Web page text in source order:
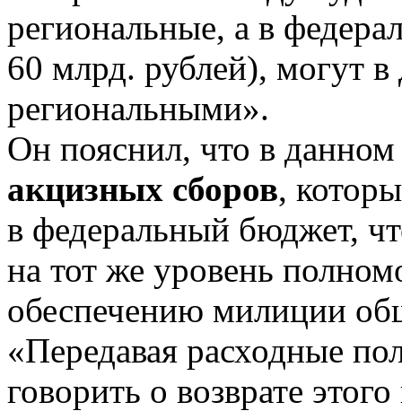
региональные, а в
60 млрд. рублей), могут
региональными».
Он пояснил, что в данном
акцизных сборов,
в федеральный бюджет,
на тот же уровень
обеспечению милиции
«Передавая расходные
говорить о возврате